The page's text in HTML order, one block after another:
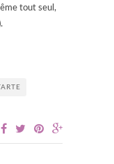
tout seul,